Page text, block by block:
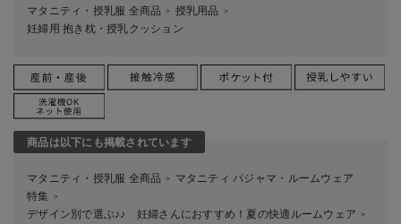
マタニティ・授乳服 全商品 ＞ 授乳用品 ＞
妊婦用 抱き枕・授乳クッション
商品は以下にも掲載されています
マタニティ・授乳服 全商品 ＞
マタニティ パジャマ・ルームウェア
特集
＞
デザイン別で選ぶ♪♪ 妊婦さんにおすすめ！夏の快適ルームウェア ＞